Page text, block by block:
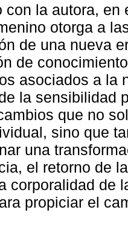
con la autora,
otorga a
de una nueva
de
asociados a
la sensibilidad
que no
sino que
una
el retorno de
corporalidad de
propiciar el